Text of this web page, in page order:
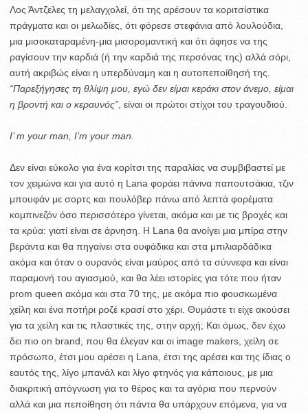
Λος Άντζελες τη μελαγχολεί, ότι της αρέσουν τα κοριτσίστικα
πράγματα και οι μελωδίες, ότι φόρεσε στεφάνια από λουλούδια,
μια μισοκαταραμένη-μια μισορομαντική και ότι άφησε να της
ραγίσουν την καρδιά (ή την καρδιά της περσόνας της) αλλά σόρι,
αυτή ακριβώς είναι η υπερδύναμη και η αυτοπεποίθησή της.
“Παρεξήγησες τη θλίψη μου, εγώ δεν είμαι κεράκι στον άνεμο, είμαι
η βροντή και ο κεραυνός” , είναι οι πρώτοι στίχοι του τραγουδιού.
I’ m your man, I’m your man.
Δεν είναι εύκολο για ένα κορίτσι της παραλίας να συμβιβαστεί με
τον χειμώνα και για αυτό η Lana φοράει πάνινα παπουτσάκια, τζιν
μπουφάν με σορτς και πουλόβερ πάνω από λεπτά φορέματα
κομπινεζόν όσο περισσότερο γίνεται, ακόμα και με τις βροχές και
τα κρύα: γιατί είναι σε άρνηση. Η Lana θα ανοίγει μια μπίρα στην
βεράντα και θα πηγαίνει στα ουφάδικα και στα μπιλιαρδάδικα
ακόμα και όταν ο ουρανός είναι μαύρος από τα σύννεφα και είναι
παραμονή του αγιασμού, και θα λέει ιστορίες για τότε που ήταν
prom queen ακόμα και στα 70 της, με ακόμα πιο φουσκωμένα
χείλη και ένα ποτήρι ροζέ κρασί στο χέρι. Θυμάστε τι είχε ακούσει
για τα χείλη και τις πλαστικές της, στην αρχή; Και όμως, δεν έχω
δει πιο on brand, που θα έλεγαν και οι image makers, χείλη σε
πρόσωπο, έτσι μου αρέσει η Lana, έτσι της αρέσει και της ίδιας ο
εαυτός της, λίγο μπανάλ και λίγο φτηνός για κάποιους, με μια
διακριτική απόγνωση για το θέρος και τα αγόρια που περνούν
αλλά και μια πεποίθηση ότι πάντα θα υπάρχουν επόμενα, για να